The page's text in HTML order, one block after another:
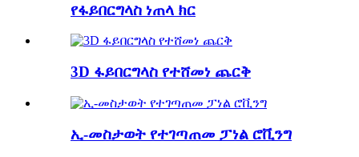
የፋይበርግላስ ነጠላ ክር
3D ፋይበርግላስ የተሸመነ ጨርቅ
ኢ-መስታወት የተገጣጠመ ፓነል ሮቪንግ